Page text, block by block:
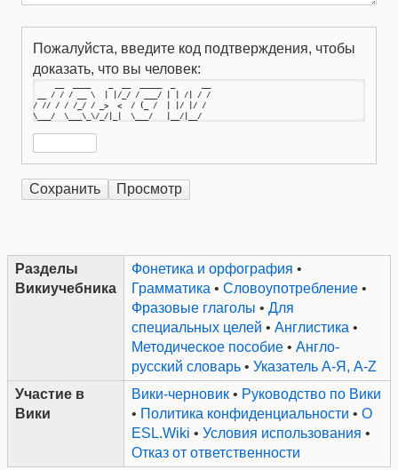
Пожалуйста, введите код подтверждения, чтобы
доказать, что вы человек:
__ / / / __ \  | |/_/ / ___/ | | /| / /
/ // / / /_/ / _>  <  / (_ /  | |/ |/ /
\___/  \___\_\/_/|_|  \___/   |__/|__/
Разделы
Викиучебника
Фонетика и орфография •
Грамматика • Словоупотребление •
Фразовые глаголы • Для
специальных целей • Англистика •
Методическое пособие • Англо-
русский словарь • Указатель А-Я, A-Z
Участие в
Вики
Вики-черновик • Руководство по Вики
• Политика конфиденциальности • О
ESL.Wiki • Условия использования •
Отказ от ответственности